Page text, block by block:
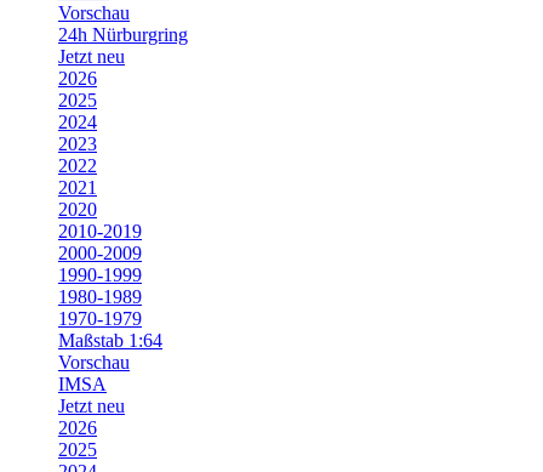
Vorschau
24h Nürburgring
Jetzt neu
2026
2025
2024
2023
2022
2021
2020
2010-2019
2000-2009
1990-1999
1980-1989
1970-1979
Maßstab 1:64
Vorschau
IMSA
Jetzt neu
2026
2025